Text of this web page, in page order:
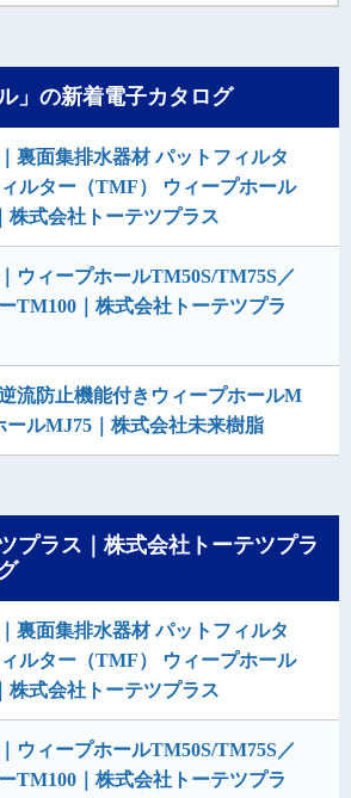
」の新着電子カタログ
裏面集排水器材 パットフィルタ
ルター（TMF） ウィープホール
株式会社トーテツプラス
ウィープホールTM50S/TM75S／
TM100｜株式会社トーテツプラ
流防止機能付きウィープホールM
ールMJ75｜株式会社未来樹脂
プラス｜株式会社トーテツプラ
裏面集排水器材 パットフィルタ
ルター（TMF） ウィープホール
株式会社トーテツプラス
ウィープホールTM50S/TM75S／
TM100｜株式会社トーテツプラ